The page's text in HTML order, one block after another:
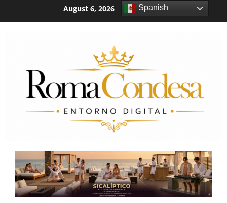
August 6, 2026 2:44:41 PM
Spanish